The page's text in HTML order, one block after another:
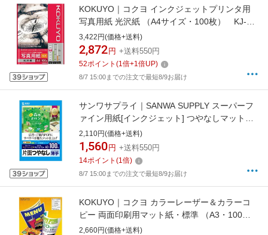
KOKUYO｜コクヨ インクジェットプリンタ用
写真用紙 光沢紙 （A4サイズ・100枚） KJ-
G14A4-100[KJG14A4100]【rb_pcp】
3,422円(価格+送料)
2,872 円 +送料550円
52ポイント (1倍+1倍UP)
8/7 15:00までの注文で最短8/9お届け
サンワサプライ｜SANWA SUPPLY スーパーフ
ァイン用紙[インクジェット] つやなしマット紙
薄手 (A3サイズ・100枚) JP-EM5NA3-
100[JPEM5NA3100]
2,110円(価格+送料)
1,560 円 +送料550円
14ポイント (1倍)
8/7 15:00までの注文で最短8/9お届け
KOKUYO｜コクヨ カラーレーザー＆カラーコ
ピー 両面印刷用マット紙・標準 （A3・100
枚） LBP-F1230[LBPF1230]
2,660円(価格+送料)